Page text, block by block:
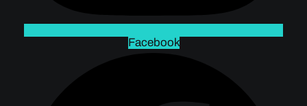
Facebook